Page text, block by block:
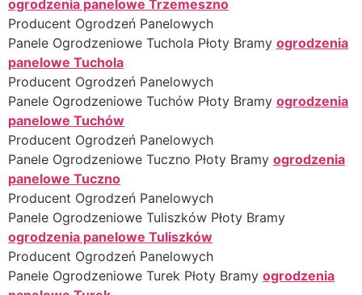
ogrodzenia panelowe Trzemeszno
Producent Ogrodzeń Panelowych
Panele Ogrodzeniowe Tuchola Płoty Bramy ogrodzenia
panelowe Tuchola
Producent Ogrodzeń Panelowych
Panele Ogrodzeniowe Tuchów Płoty Bramy ogrodzenia
panelowe Tuchów
Producent Ogrodzeń Panelowych
Panele Ogrodzeniowe Tuczno Płoty Bramy ogrodzenia
panelowe Tuczno
Producent Ogrodzeń Panelowych
Panele Ogrodzeniowe Tuliszków Płoty Bramy
ogrodzenia panelowe Tuliszków
Producent Ogrodzeń Panelowych
Panele Ogrodzeniowe Turek Płoty Bramy ogrodzenia